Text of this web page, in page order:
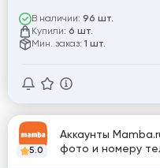
В наличии: 96 шт.
Купили: 6 шт.
Мин. заказ: 1 шт.
5.0
Аккаунты
фото и номеру